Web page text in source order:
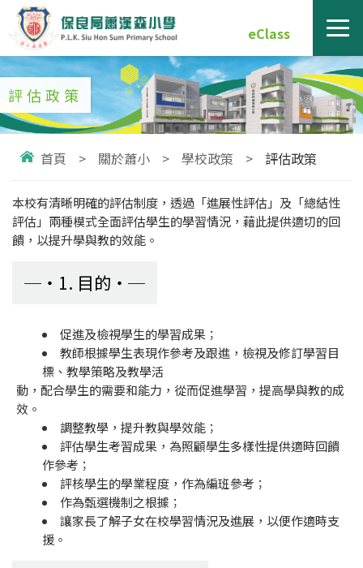
eClass
評估政策
首頁 > 關於蕭小 > 學校政策 > 評估政策
本校有清晰明確的評估制度，透過「進展性評估」及「總結性
評估」兩種模式全面評估學生的學習情況，藉此提供適切的回
饋，以提升學與教的效能。
1. 目的
促進及檢視學生的學習成果；
教師根據學生表現作參考及跟進，檢視及修訂學習目
標、教學策略及教學活
動，配合學生的需要和能力，從而促進學習，提高學與教的成
效。
調整教學，提升教與學效能；
評估學生考習成果，為照顧學生多樣性提供適時回饋
作參考；
評核學生的學業程度，作為編班參考；
作為甄選機制之根據；
讓家長了解子女在校學習情況及進展，以便作適時支
援。